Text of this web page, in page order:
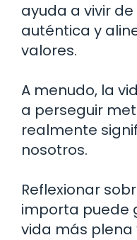
ayuda a vivir
auténtica y
valores.
A menudo, la
a perseguir
realmente
nosotros.
Reflexionar
importa puede
vida más